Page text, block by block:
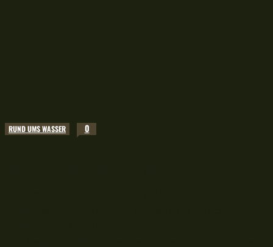
RUND UMS WASSER 0